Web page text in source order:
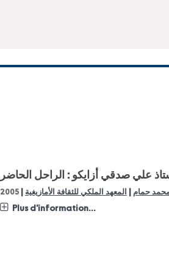
علي صدقي أزايكو : الراحل الحاضر
حمام المعهد الملكي للثقافة الأمازيغية |
2005
Plus d'information...